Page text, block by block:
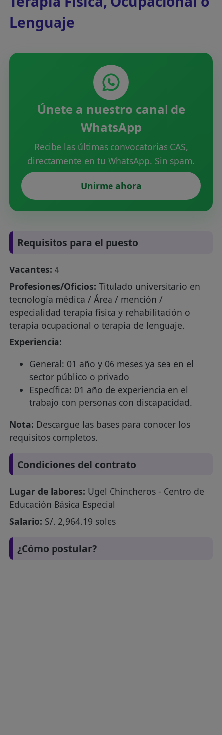
Lenguaje
Únete a nuestro canal de
WhatsApp
Recibe las últimas convocatorias CAS,
directamente en tu WhatsApp. Sin spam.
Unirme ahora
Requisitos para el puesto
Vacantes: 4
Profesiones/Oficios: Titulado universitario en
tecnología médica / Área / mención /
especialidad terapia física y rehabilitación o
terapia ocupacional o terapia de lenguaje.
Experiencia:
General: 01 año y 06 meses ya sea en el
sector público o privado
Específica: 01 año de experiencia en el
trabajo con personas con discapacidad.
Nota: Descargue las bases para conocer los
requisitos completos.
Condiciones del contrato
Lugar de labores: Ugel Chincheros - Centro de
Educación Básica Especial
Salario: S/. 2,964.19 soles
¿Cómo postular?